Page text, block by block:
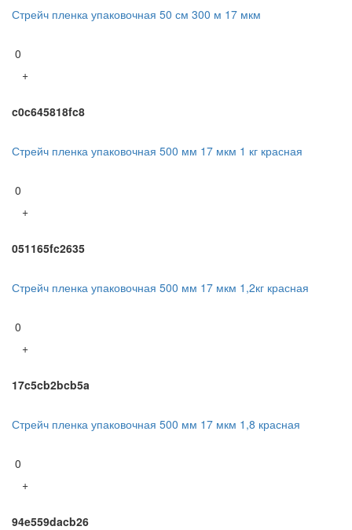
Стрейч пленка упаковочная 50 см 300 м 17 мкм
0
+
c0c645818fc8
Стрейч пленка упаковочная 500 мм 17 мкм 1 кг красная
0
+
051165fc2635
Стрейч пленка упаковочная 500 мм 17 мкм 1,2кг красная
0
+
17c5cb2bcb5a
Стрейч пленка упаковочная 500 мм 17 мкм 1,8 красная
0
+
94e559dacb26